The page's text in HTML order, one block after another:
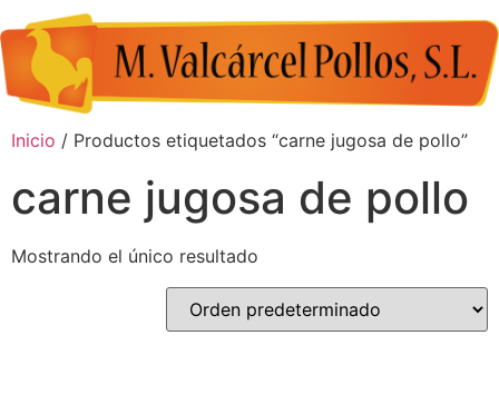
Inicio / Productos etiquetados “carne jugosa de pollo”
carne jugosa de pollo
Mostrando el único resultado